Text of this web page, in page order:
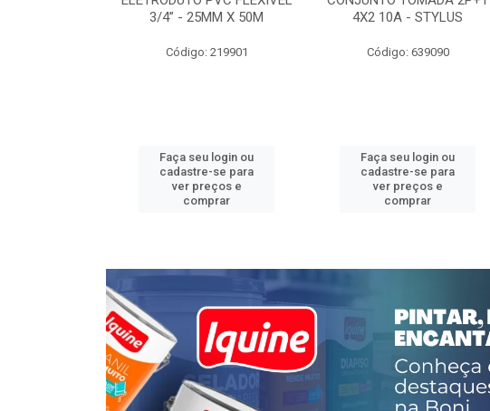
3/4” - 25MM X 50M
Código: 219901
Faça seu login ou
cadastre-se para
ver preços e
comprar
4X2 10A - STYLUS
Código: 639090
Faça seu login ou
cadastre-se para
ver preços e
comprar